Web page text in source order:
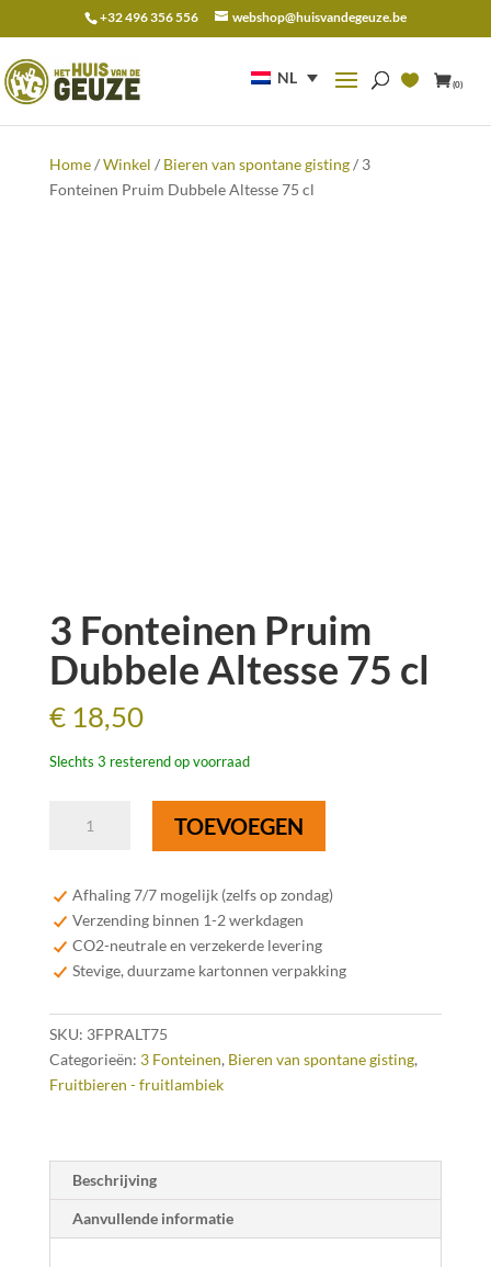
+32 496 356 556 webshop@huisvandegeuze.be
NL (0)
naar:
Home/Winkel / Bieren van spontane gisting/ 3
Fonteinen Pruim Dubbele Altesse 75 cl
3 Fonteinen Pruim
Dubbele Altesse 75 cl
€18,50
Slechts 3 resterend op voorraad
Fonteinen
Dubbele
Altesse
75
TOEVOEGEN
Afhaling 7/7 mogelijk (zelfs op zondag)
Verzending binnen 1-2 werkdagen
CO2-neutrale en verzekerde levering
Stevige, duurzame kartonnen verpakking
SKU: 3FPRALT75
Categorieën: 3 Fonteinen, Bieren van spontane gisting,
Fruitbieren - fruitlambiek
Beschrijving
Aanvullende informatie